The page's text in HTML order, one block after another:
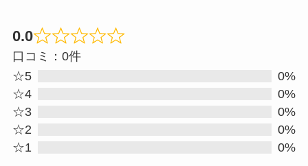
0.0
Rated
口コミ：0件
☆5
0%
☆4
0%
☆3
0%
☆2
0%
☆1
0%